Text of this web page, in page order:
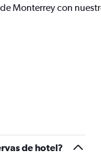
Monterrey con
de hotel?